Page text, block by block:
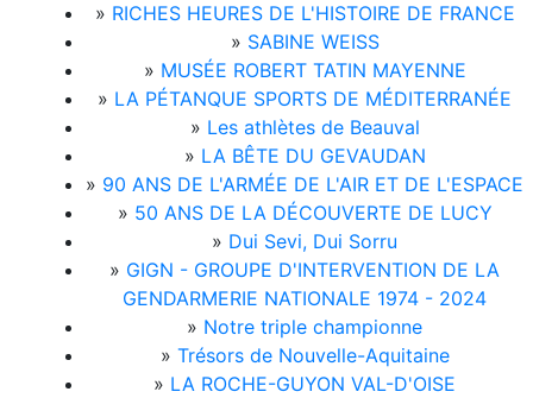
» RICHES HEURES DE L'HISTOIRE DE FRANCE
» SABINE WEISS
» MUSÉE ROBERT TATIN MAYENNE
» LA PÉTANQUE SPORTS DE MÉDITERRANÉE
» Les athlètes de Beauval
» LA BÊTE DU GEVAUDAN
» 90 ANS DE L'ARMÉE DE L'AIR ET DE L'ESPACE
» 50 ANS DE LA DÉCOUVERTE DE LUCY
» Dui Sevi, Dui Sorru
» GIGN - GROUPE D'INTERVENTION DE LA
GENDARMERIE NATIONALE 1974 - 2024
» Notre triple championne
» Trésors de Nouvelle-Aquitaine
» LA ROCHE-GUYON VAL-D'OISE